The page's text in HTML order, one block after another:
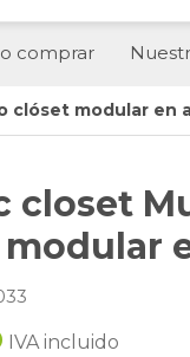
comprar
clóset modular en
closet
IVA incluido